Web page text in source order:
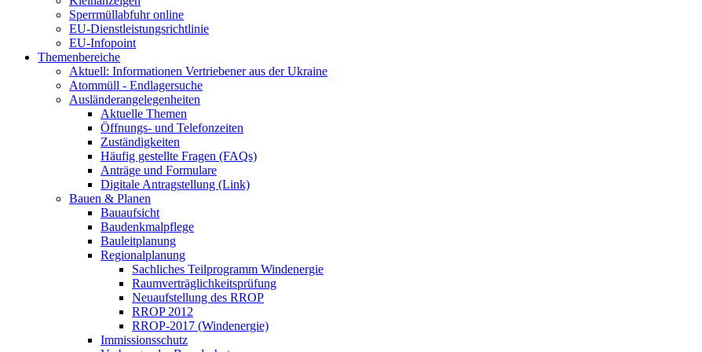
Sperrmüllabfuhr online
EU-Dienstleistungsrichtlinie
EU-Infopoint
Themenbereiche
Aktuell: Informationen Vertriebener aus der Ukraine
Atommüll - Endlagersuche
Ausländerangelegenheiten
Aktuelle Themen
Öffnungs- und Telefonzeiten
Zuständigkeiten
Häufig gestellte Fragen (FAQs)
Anträge und Formulare
Digitale Antragstellung (Link)
Bauen & Planen
Bauaufsicht
Baudenkmalpflege
Bauleitplanung
Regionalplanung
Sachliches Teilprogramm Windenergie
Raumverträglichkeitsprüfung
Neuaufstellung des RROP
RROP 2012
RROP-2017 (Windenergie)
Immissionsschutz